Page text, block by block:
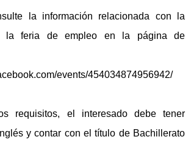
la información relacionada con la
la feria de empleo en la página de
events/454034874956942/
requisitos, el interesado debe tener
y contar con el título de Bachillerato